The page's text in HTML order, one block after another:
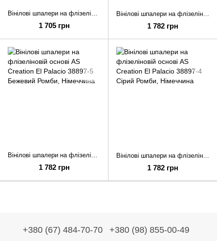
Вінілові шпалери на флізеліновій основі AS Creation El Palacio 38929-4 Сірий Штукатурка (1 метр)
1 705 грн
Вінілові шпалери на флізеліновій основі AS Creation El Palacio 38897-7 Графітовий Ромби
1 782 грн
1 782 грн 1 782 грн
+380 (67) 484-70-70 +380 (98) 855-00-49